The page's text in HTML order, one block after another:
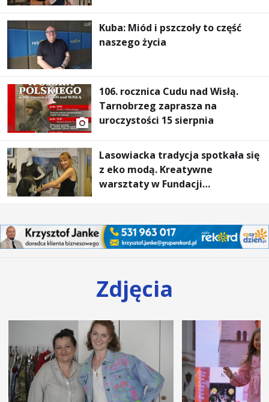
Kuba: Miód i pszczoły to część
naszego życia
106. rocznica Cudu nad Wisłą.
Tarnobrzeg zaprasza na
uroczystości 15 sierpnia
Lasowiacka tradycja spotkała się
z eko modą. Kreatywne
warsztaty w Fundacji
Zdjęcia